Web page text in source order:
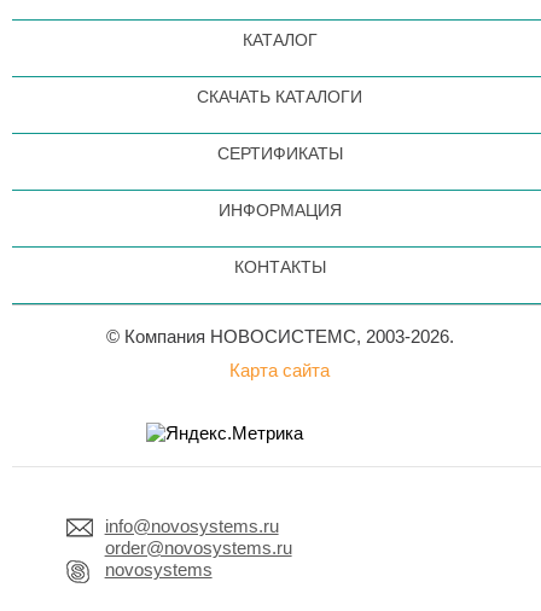
КАТАЛОГ
СКАЧАТЬ КАТАЛОГИ
СЕРТИФИКАТЫ
ИНФОРМАЦИЯ
КОНТАКТЫ
© Компания НОВОСИСТЕМС, 2003-2026.
Карта сайта
info@novosystems.ru
order@novosystems.ru
novosystems